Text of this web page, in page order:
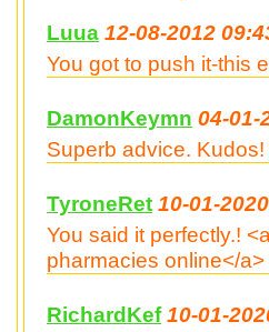
Luua 12-08-2012
You got to push it-this
DamonKeymn 04-01-
Superb advice.
TyroneRet 10-01-
You said it perfectly.!
pharmacies online</a>
RichardKef 10-01-